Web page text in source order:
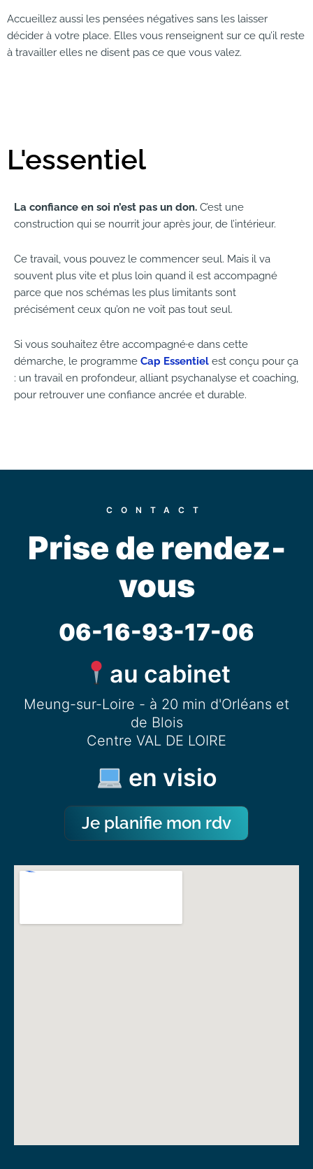
Accueillez aussi les pensées négatives sans les laisser
décider à votre place. Elles vous renseignent sur ce qu’il reste
à travailler elles ne disent pas ce que vous valez.
L'essentiel
La confiance en soi n’est pas un don. C’est une
construction qui se nourrit jour après jour, de l’intérieur.
Ce travail, vous pouvez le commencer seul. Mais il va
souvent plus vite et plus loin quand il est accompagné
parce que nos schémas les plus limitants sont
précisément ceux qu’on ne voit pas tout seul.
Si vous souhaitez être accompagné·e dans cette
démarche, le programme Cap Essentiel est conçu pour ça
: un travail en profondeur, alliant psychanalyse et coaching,
pour retrouver une confiance ancrée et durable.
CONTACT
Prise de rendez-
vous
06-16-93-17-06
au cabinet
Meung-sur-Loire - à 20 min d'Orléans et
de Blois
Centre VAL DE LOIRE
en visio
Je planifie mon rdv